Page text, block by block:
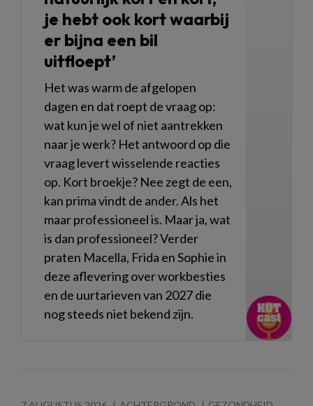
je hebt ook kort waarbij
er bijna een bil
uitfloept’
Het was warm de afgelopen
dagen en dat roept de vraag op:
wat kun je wel of niet aantrekken
naar je werk? Het antwoord op die
vraag levert wisselende reacties
op. Kort broekje? Nee zegt de een,
kan prima vindt de ander. Als het
maar professioneel is. Maar ja, wat
is dan professioneel? Verder
praten Macella, Frida en Sophie in
deze aflevering over workbesties
en de uurtarieven van 2027 die
nog steeds niet bekend zijn.